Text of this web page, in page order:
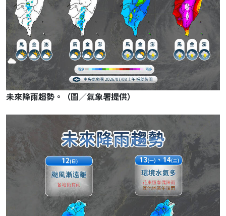
未來降雨趨勢。（圖／氣象署提供）